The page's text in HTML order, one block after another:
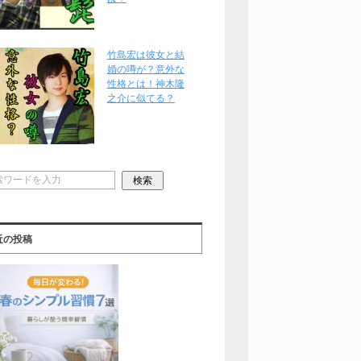
竹島宏は彼女と結
婚の噂が？意外な
性格とは！神木隆
之介に似てる？
の投稿